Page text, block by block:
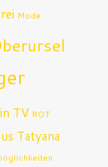
Mode
TV ROT
Tatyana